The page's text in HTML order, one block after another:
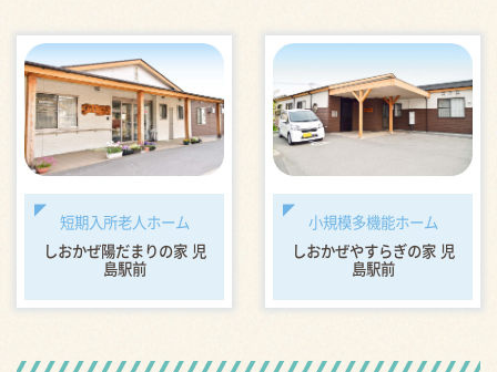
短期入所老人ホーム
しおかぜ陽だまりの家 児
島駅前
小規模多機能ホーム
しおかぜやすらぎの家 児
島駅前